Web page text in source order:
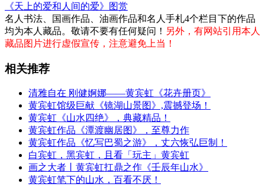
《天上的爱和人间的爱》图赏
名人书法、国画作品、油画作品和名人手札4个栏目下的作品
均为本人藏品。敬请不要有任何疑问！ 另外，有网站引用本人
藏品图片进行虚假宣传，注意避免上当！
相关推荐
清雅自在 刚健婀娜——黄宾虹《花卉册页》
黄宾虹馆级巨献《镜湖山景图》,震撼登场！
黄宾虹《山水四绝》，典藏精品！
黄宾虹作品《潭渡幽居图》，至尊力作
黄宾虹作品《忆写巴蜀之游》，丈六恢弘巨制！
白宾虹，黑宾虹，且看「玩主」黄宾虹
画之大者丨黄宾虹扛鼎之作《壬辰年山水》
黄宾虹笔下的山水，百看不厌！